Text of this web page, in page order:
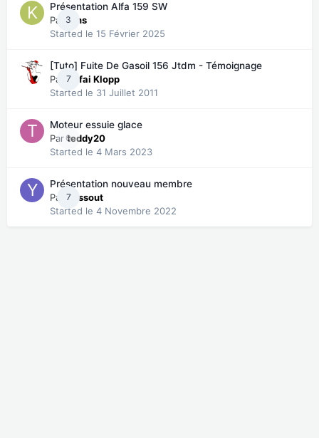
3
Présentation Alfa 159 SW
ParKins
Started le 15 Février 2025
7
[Tuto] Fuite De Gasoil 156 Jtdm - Témoignage
ParKafai Klopp
Started le 31 Juillet 2011
0
Moteur essuie glace
Parteddy20
Started le 4 Mars 2023
7
Présentation nouveau membre
Paryassout
Started le 4 Novembre 2022